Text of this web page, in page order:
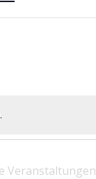
Veranstaltungen